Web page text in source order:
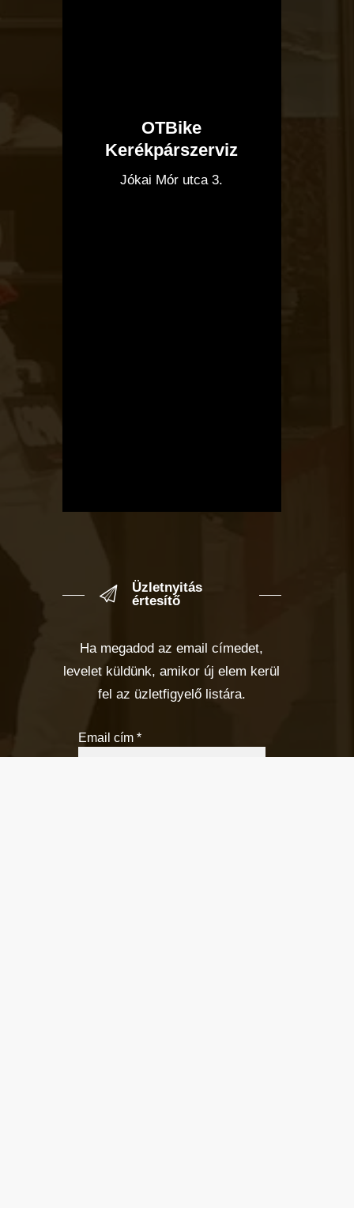
OTBike
Kerékpárszerviz
Jókai Mór utca 3.
Üzletnyitás
értesítő
Ha megadod az email címedet,
levelet küldünk, amikor új elem kerül
fel az üzletfigyelő listára.
Email cím *